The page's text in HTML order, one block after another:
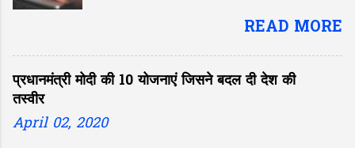
का पता ही नहीं होता कि कमाई के लिए क्या
कमाने के कई तरीके मौजूद है. इन तरीकों को
अपनाकर आप लाखों रुपए की कमाई कर
लोकप्रिय तरीके-
READ MORE
प्रधानमंत्री मोदी की 10 योजनाएं जिसने बदल दी देश की
तस्वीर
April 02, 2020